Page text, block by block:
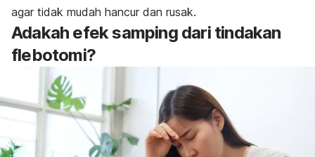
agar tidak mudah hancur dan rusak.
Adakah efek samping dari tindakan
flebotomi?